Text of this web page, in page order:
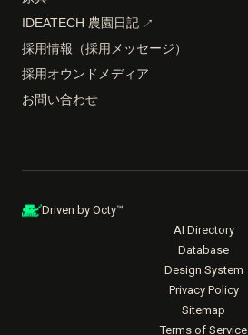
IDEATECH 農園日記 ↗
採用情報（採用メッセージ）
採用オウンドメディア
お問い合わせ
Driven by Octy™
AI Directory
Database
Design System
Privacy Policy
Sitemap
Terms of Service